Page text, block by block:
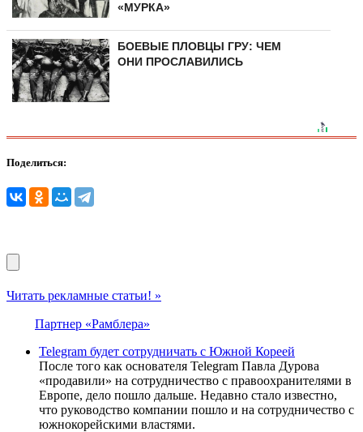
«МУРКА»
БОЕВЫЕ ПЛОВЦЫ ГРУ: ЧЕМ
ОНИ ПРОСЛАВИЛИСЬ
Поделиться:
Читать рекламные статьи! »
Партнер «Рамблера»
Telegram будет сотрудничать с Южной Кореей
После того как основателя Telegram Павла Дурова
«продавили» на сотрудничество с правоохранителями в
Европе, дело пошло дальше. Недавно стало известно,
что руководство компании пошло и на сотрудничество с
южнокорейскими властями.